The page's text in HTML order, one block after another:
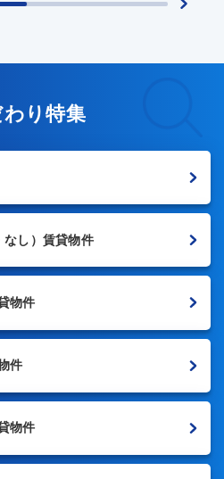
わり特集
なし）賃貸物件
物件
件
物件